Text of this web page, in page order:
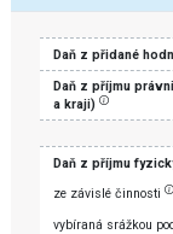
Daň z přidané
Daň z příjmu
a kraji)
Daň z příjmu
ze závislé činnosti
vybíraná srážkou